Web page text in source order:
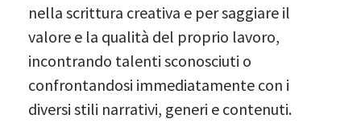
nella scrittura creativa e per saggiare il
valore e la qualità del proprio lavoro,
incontrando talenti sconosciuti o
confrontandosi immediatamente con i
diversi stili narrativi, generi e contenuti.